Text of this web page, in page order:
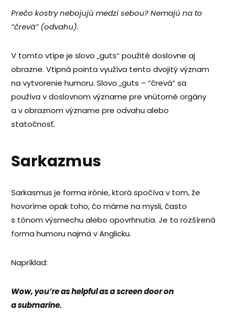
Prečo kostry nebojujú medzi sebou? Nemajú na to
“črevá” (odvahu).
V tomto vtipe je slovo „guts“ použité doslovne aj
obrazne. Vtipná pointa využíva tento dvojitý význam
na vytvorenie humoru. Slovo „guts – “črevá” sa
používa v doslovnom význame pre vnútorné orgány
a v obraznom význame pre odvahu alebo
statočnosť.
Sarkazmus
Sarkasmus je forma irónie, ktorá spočíva v tom, že
hovoríme opak toho, čo máme na mysli, často
s tónom výsmechu alebo opovrhnutia. Je to rozšírená
forma humoru najmä v Anglicku.
Napríklad:
Wow, you’re as helpful as a screen door on
a submarine.